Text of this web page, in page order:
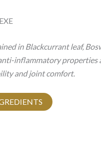
in Blackcurrant leaf,
inflammatory properties
and joint comfort.